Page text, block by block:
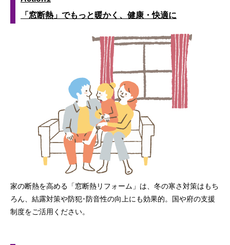
「窓断熱」でもっと暖かく、健康・快適に
家の断熱を高める「窓断熱リフォーム」は、冬の寒さ対策はもち
ろん、結露対策や防犯･防音性の向上にも効果的。国や府の支援
制度をご活用ください。